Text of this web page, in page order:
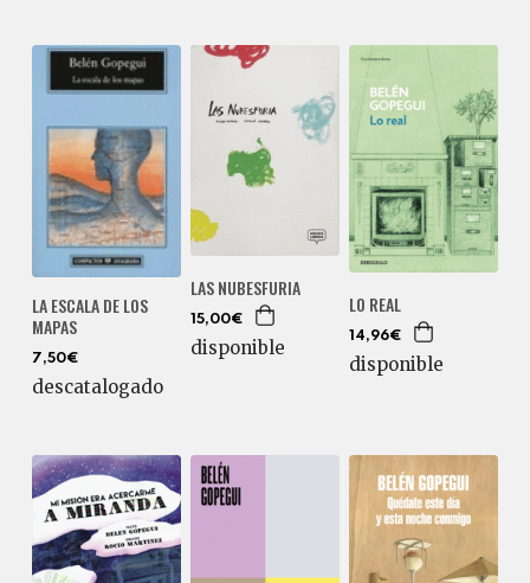
LA ESCALA DE LOS
MAPAS
7,50€
descatalogado
LAS NUBESFURIA
15,00€
disponible
LO REAL
14,96€
disponible